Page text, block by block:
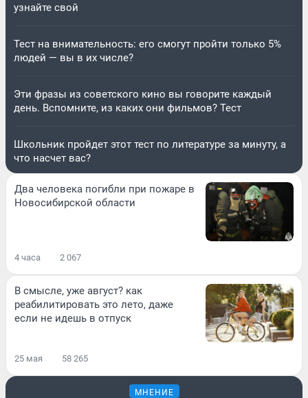
узнайте свой
Тест на внимательность: его смогут пройти только 5%
людей — вы в их числе?
Эти фразы из советского кино вы говорите каждый
день. Вспомните, из каких они фильмов? Тест
Школьник пройдет этот тест по литературе за минуту, а
что насчет вас?
Два человека погибли при пожаре в
Новосибирской области
4 часа 2 067
В смысле, уже август? как
реабилитировать это лето, даже
если не идешь в отпуск
25 мая 58 265
МНЕНИЕ